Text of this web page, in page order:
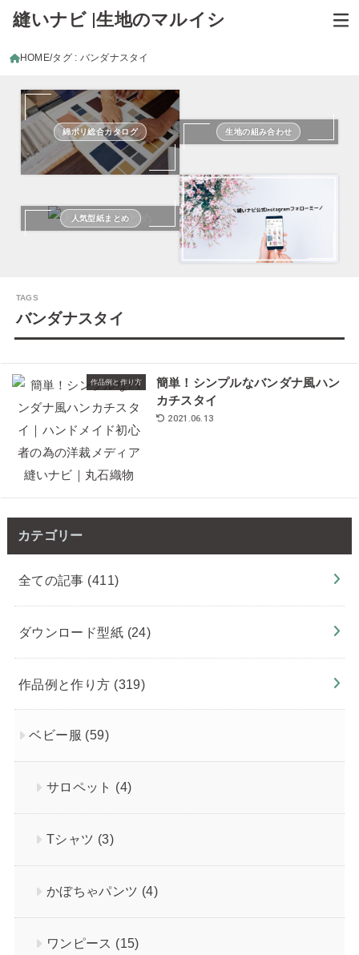
縫いナビ |生地のマルイシ
HOME タグ : バンダナスタイ
綿ポリ総合カタログ 生地の組み合わせ
人気型紙まとめ
バンダナスタイ
作品例と作り方
簡単！シンプルなバンダナ風ハン
カチスタイ
2021.06.13
カテゴリー
全ての記事 (411)
ダウンロード型紙 (24)
作品例と作り方 (319)
ベビー服 (59)
サロペット (4)
Tシャツ (3)
かぼちゃパンツ (4)
ワンピース (15)